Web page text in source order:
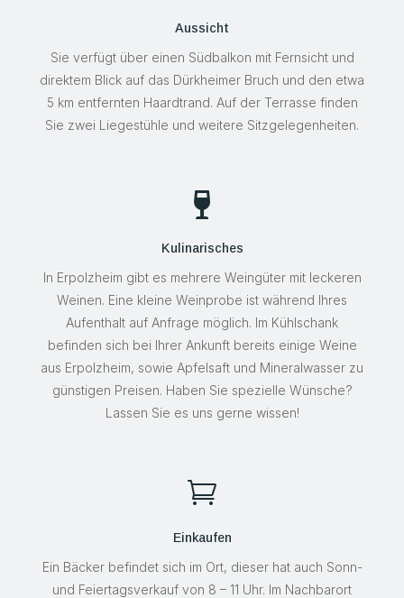
Aussicht
Sie verfügt über einen Südbalkon mit Fernsicht und
direktem Blick auf das Dürkheimer Bruch und den etwa
5 km entfernten Haardtrand. Auf der Terrasse finden
Sie zwei Liegestühle und weitere Sitzgelegenheiten.

Kulinarisches
In Erpolzheim gibt es mehrere Weingüter mit leckeren
Weinen. Eine kleine Weinprobe ist während Ihres
Aufenthalt auf Anfrage möglich. Im Kühlschank
befinden sich bei Ihrer Ankunft bereits einige Weine
aus Erpolzheim, sowie Apfelsaft und Mineralwasser zu
günstigen Preisen. Haben Sie spezielle Wünsche?
Lassen Sie es uns gerne wissen!

Einkaufen
Ein Bäcker befindet sich im Ort, dieser hat auch Sonn-
und Feiertagsverkauf von 8 – 11 Uhr. Im Nachbarort